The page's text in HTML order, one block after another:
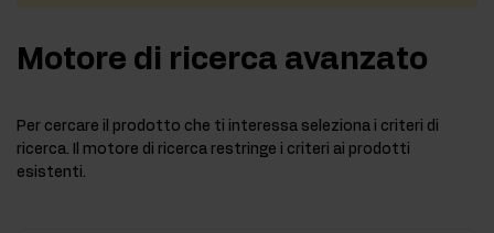
Motore di ricerca avanzato
Per cercare il prodotto che ti interessa seleziona i criteri di
ricerca. Il motore di ricerca restringe i criteri ai prodotti
esistenti.